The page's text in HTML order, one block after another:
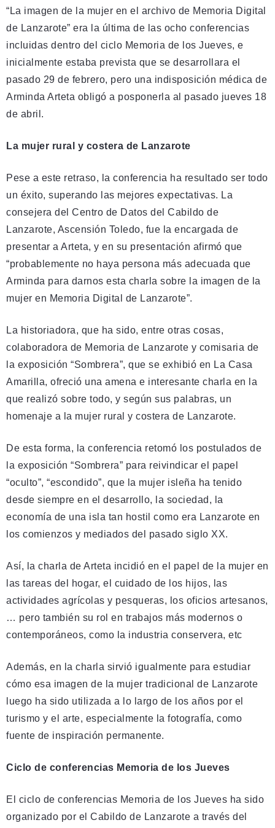
“La imagen de la mujer en el archivo de Memoria Digital
de Lanzarote” era la última de las ocho conferencias
incluidas dentro del ciclo Memoria de los Jueves, e
inicialmente estaba prevista que se desarrollara el
pasado 29 de febrero, pero una indisposición médica de
Arminda Arteta obligó a posponerla al pasado jueves 18
de abril.
La mujer rural y costera de Lanzarote
Pese a este retraso, la conferencia ha resultado ser todo
un éxito, superando las mejores expectativas. La
consejera del Centro de Datos del Cabildo de
Lanzarote, Ascensión Toledo, fue la encargada de
presentar a Arteta, y en su presentación afirmó que
“probablemente no haya persona más adecuada que
Arminda para darnos esta charla sobre la imagen de la
mujer en Memoria Digital de Lanzarote”.
La historiadora, que ha sido, entre otras cosas,
colaboradora de Memoria de Lanzarote y comisaria de
la exposición “Sombrera”, que se exhibió en La Casa
Amarilla, ofreció una amena e interesante charla en la
que realizó sobre todo, y según sus palabras, un
homenaje a la mujer rural y costera de Lanzarote.
De esta forma, la conferencia retomó los postulados de
la exposición “Sombrera” para reivindicar el papel
“oculto”, “escondido”, que la mujer isleña ha tenido
desde siempre en el desarrollo, la sociedad, la
economía de una isla tan hostil como era Lanzarote en
los comienzos y mediados del pasado siglo XX.
Así, la charla de Arteta incidió en el papel de la mujer en
las tareas del hogar, el cuidado de los hijos, las
actividades agrícolas y pesqueras, los oficios artesanos,
… pero también su rol en trabajos más modernos o
contemporáneos, como la industria conservera, etc
Además, en la charla sirvió igualmente para estudiar
cómo esa imagen de la mujer tradicional de Lanzarote
luego ha sido utilizada a lo largo de los años por el
turismo y el arte, especialmente la fotografía, como
fuente de inspiración permanente.
Ciclo de conferencias Memoria de los Jueves
El ciclo de conferencias Memoria de los Jueves ha sido
organizado por el Cabildo de Lanzarote a través del